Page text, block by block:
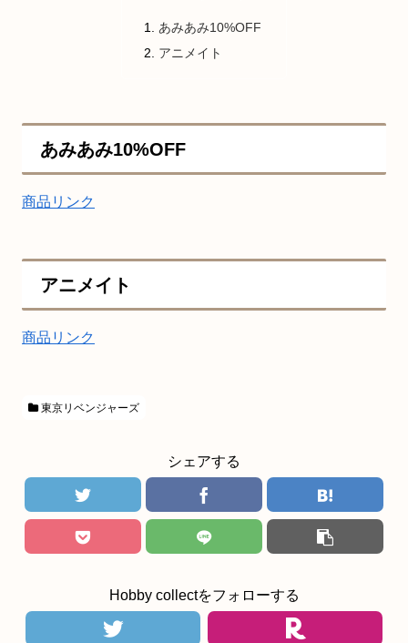
あみあみ10%OFF
アニメイト
あみあみ10%OFF
商品リンク
アニメイト
商品リンク
東京リベンジャーズ
シェアする
Hobby collectをフォローする